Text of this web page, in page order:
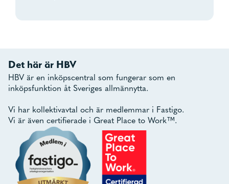
Det här är HBV
HBV är en inköpscentral som fungerar som en
inköpsfunktion åt Sveriges allmännytta.
Vi har kollektivavtal och är medlemmar i Fastigo.
Vi är även certifierade i Great Place to Work™.